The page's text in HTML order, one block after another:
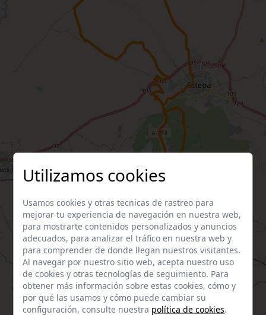
Utilizamos cookies
Usamos cookies y otras tecnicas de rastreo para
mejorar tu experiencia de navegación en nuestra web,
para mostrarte contenidos personalizados y anuncios
adecuados, para analizar el tráfico en nuestra web y
para comprender de donde llegan nuestros visitantes.
Al navegar por nuestro sitio web, acepta nuestro uso
de cookies y otras tecnologías de seguimiento. Para
obtener más información sobre estas cookies, cómo y
por qué las usamos y cómo puede cambiar su
configuración, consulte nuestra política de cookies.